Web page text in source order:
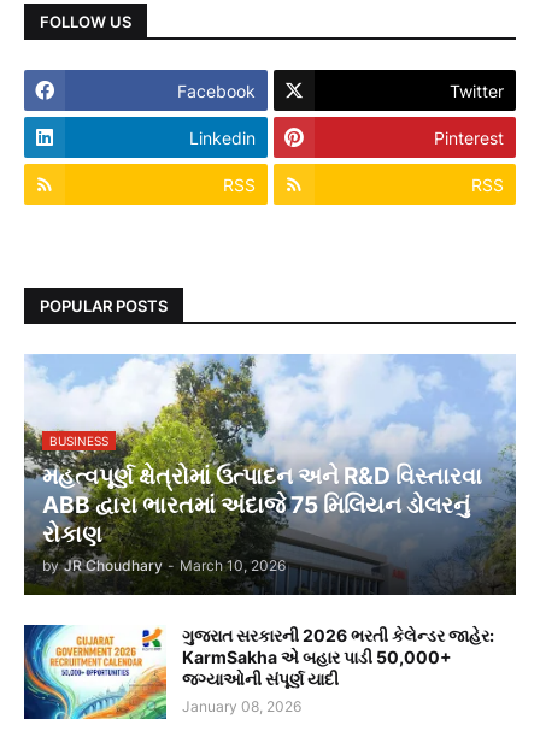
FOLLOW US
Facebook Twitter
Linkedin Pinterest
RSS RSS
POPULAR POSTS
BUSINESS
મહત્વપૂર્ણ ક્ષેત્રોમાં ઉત્પાદન અને R&D વિસ્તારવા
ABB દ્વારા ભારતમાં અંદાજે 75 મિલિયન ડોલરનું
રોકાણ
by JR Choudhary - March 10, 2026
ગુજરાત સરકારની 2026 ભરતી કેલેન્ડર જાહેર:
KarmSakha એ બહાર પાડી 50,000+
જગ્યાઓની સંપૂર્ણ યાદી
January 08, 2026